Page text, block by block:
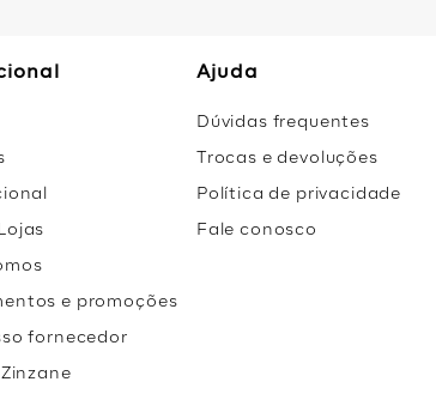
e promoções
fornecedor
Ajuda
Dúvidas frequentes
Trocas e devoluções
Política de privacidade
Fale conosco